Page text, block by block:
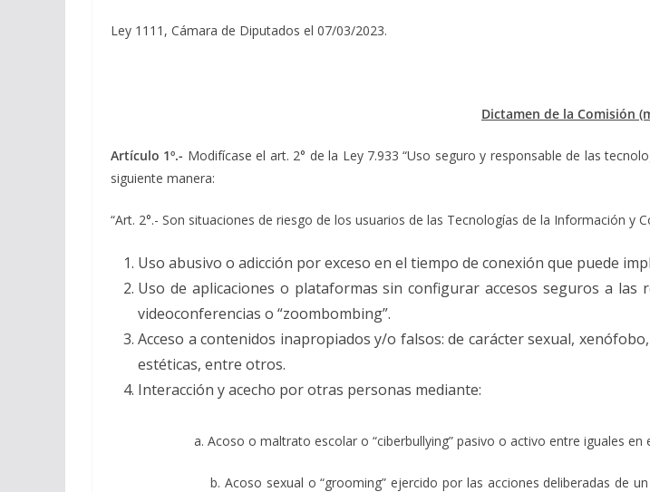
Ley 1111, Cámara de Diputados el 07/03/2023.
Dictamen de la Comisión
Artículo 1º.- Modifícase el art. 2° de la Ley 7.933 “Uso seguro y responsable de las
siguiente manera:
“Art. 2°.- Son situaciones de riesgo de los usuarios de las Tecnologías de la Información y
Uso abusivo o adicción por exceso en el tiempo de conexión que puede
Uso de aplicaciones o plataformas sin configurar accesos seguros a
videoconferencias o “zoombombing”.
Acceso a contenidos inapropiados y/o falsos: de carácter sexual,
estéticas, entre otros.
Interacción y acecho por otras personas mediante:
a. Acoso o maltrato escolar o “ciberbullying” pasivo o activo entre iguales en el
b. Acoso sexual o “grooming” ejercido por las acciones deliberadas de un